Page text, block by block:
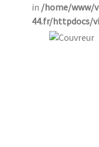
in /home/www/
44.fr/httpdocs/